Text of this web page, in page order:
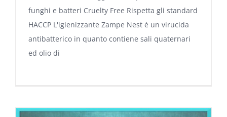
funghi e batteri Cruelty Free Rispetta gli standard
HACCP L'igienizzante Zampe Nest è un virucida
antibatterico in quanto contiene sali quaternari
ed olio di